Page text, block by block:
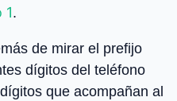
1.
de mirar el prefijo
dígitos del teléfono
que acompañan al